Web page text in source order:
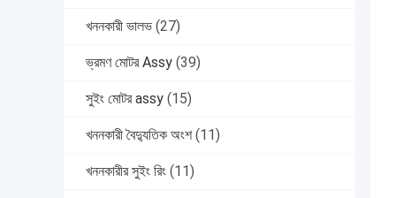
খননকারী ভালভ (27)
ভ্রমণ মোটর Assy (39)
সুইং মোটর assy (15)
খননকারী বৈদ্যুতিক অংশ (11)
খননকারীর সুইং রিং (11)